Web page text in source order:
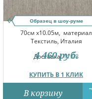
Образец в шоу-руме
70см x10.05м, материал
Текстиль, Италия
Доставка:11.08
КУПИТЬ В 1 КЛИК
4 460 руб.
В корзину